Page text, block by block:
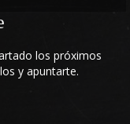
los próximos
y apuntarte.